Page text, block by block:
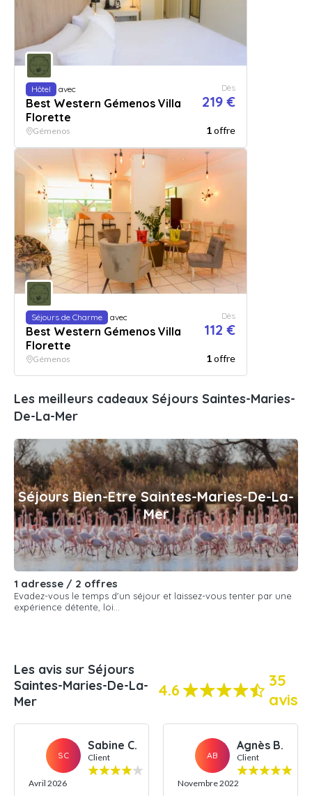
Hôtel avec
Best Western Gémenos Villa
Florette
Dès
219 €
Gémenos 1offre
Séjours de Charme avec
Best Western Gémenos Villa
Florette
Dès
112 €
Gémenos 1offre
Les meilleurs cadeaux Séjours Saintes-Maries-
De-La-Mer
Séjours Bien-Etre Saintes-Maries-De-La-
Mer
1 adresse / 2 offres
Evadez-vous le temps d'un séjour et laissez-vous tenter par une
expérience détente, loi...
Les avis sur Séjours
Saintes-Maries-De-La-
Mer
4.6
35
avis
SC
Sabine C.
Client
Avril 2026
AB
Agnès B.
Client
Novembre 2022